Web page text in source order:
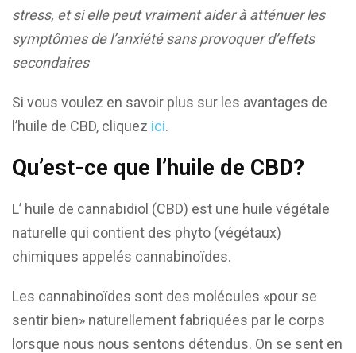
stress, et si elle peut vraiment aider à atténuer les
symptômes de l’anxiété sans provoquer d’effets
secondaires
Si vous voulez en savoir plus sur les avantages de
l’huile de CBD, cliquez ici.
Qu’est-ce que l’huile de CBD?
L’ huile de cannabidiol (CBD) est une huile végétale
naturelle qui contient des phyto (végétaux)
chimiques appelés cannabinoïdes.
Les cannabinoïdes sont des molécules «pour se
sentir bien» naturellement fabriquées par le corps
lorsque nous nous sentons détendus. On se sent en